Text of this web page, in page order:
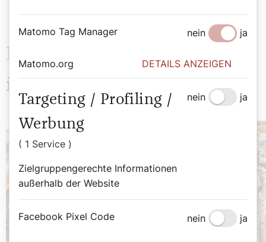
Das könnte Sie auch
interessieren
Matomo Tag Manager nein ja
Matomo.org DETAILS ANZEIGEN
Targeting / Profiling /
Werbung
( 1 Service )
Zielgruppengerechte Informationen
außerhalb der Website
nein ja
Facebook Pixel Code nein ja